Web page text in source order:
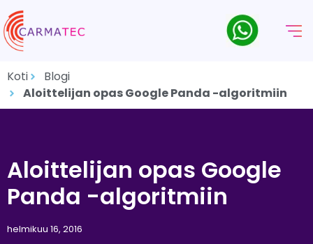
Koti
Blogi
Aloittelijan opas Google Panda -algoritmiin
Aloittelijan opas Google
Panda -algoritmiin
helmikuu 16, 2016